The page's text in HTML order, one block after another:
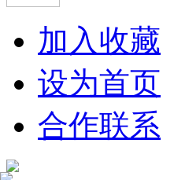
加入收藏
设为首页
合作联系